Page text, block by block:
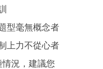
型毫無概念者
上力不從心者
況，建議您